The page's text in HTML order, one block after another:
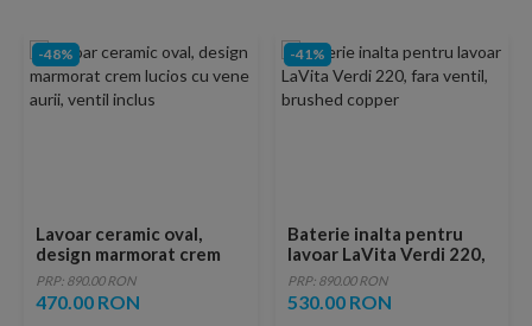
-48%
Lavoar ceramic oval,
design marmorat crem
lucios cu vene aurii,
ventil inclus
PRP: 890.00 RON
470.00 RON
-41%
Baterie inalta pentru
lavoar LaVita Verdi 220,
fara ventil, brushed
copper
PRP: 890.00 RON
530.00 RON